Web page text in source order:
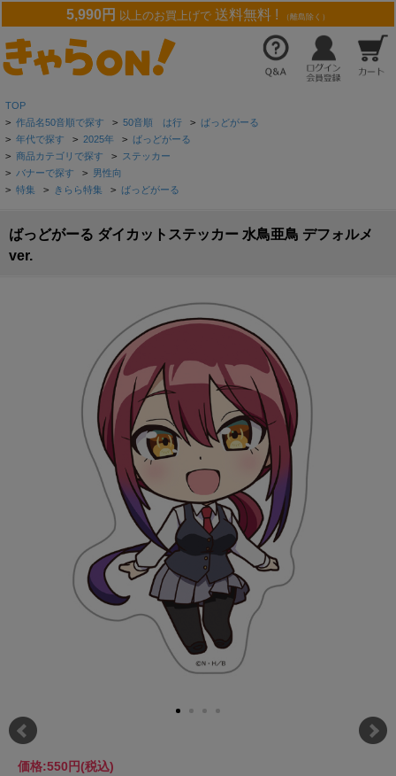
5,990円 以上のお買上げで 送料無料 ! （離島除く）
TOP
> 作品名50音順で探す > 50音順 は行 > ばっどがーる
> 年代で探す > 2025年 > ばっどがーる
> 商品カテゴリで探す > ステッカー
> バナーで探す > 男性向
> 特集 > きらら特集 > ばっどがーる
ばっどがーる ダイカットステッカー 水鳥亜鳥 デフォルメ
ver.
価格:550円(税込)